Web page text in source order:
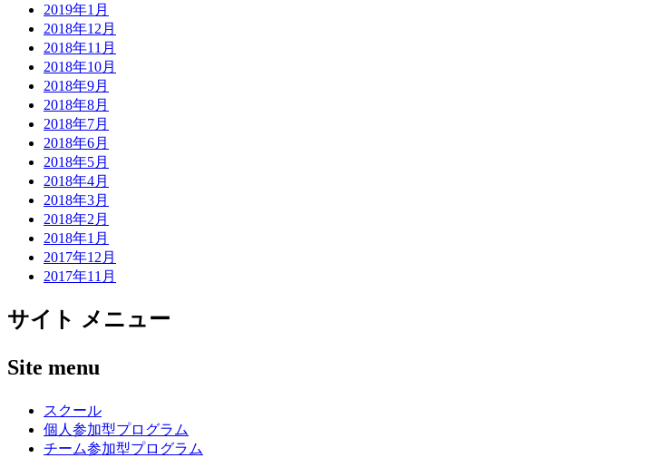
2019年1月
2018年12月
2018年11月
2018年10月
2018年9月
2018年8月
2018年7月
2018年6月
2018年5月
2018年4月
2018年3月
2018年2月
2018年1月
2017年12月
2017年11月
サイト メニュー
Site menu
スクール
個人参加型プログラム
チーム参加型プログラム